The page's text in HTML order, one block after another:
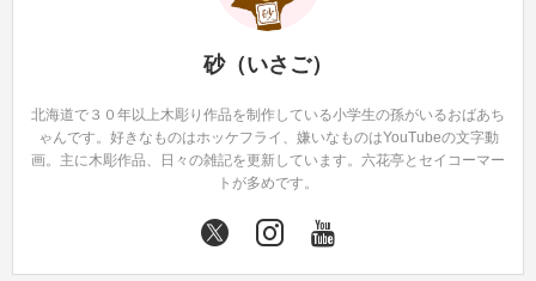
砂（いさご）
北海道で３０年以上木彫り作品を制作している小学生の孫がいるおばあち
ゃんです。好きなものはホッケフライ、嫌いなものはYouTubeの文字動
画。主に木彫作品、日々の雑記を更新しています。六花亭とセイコーマー
トが多めです。